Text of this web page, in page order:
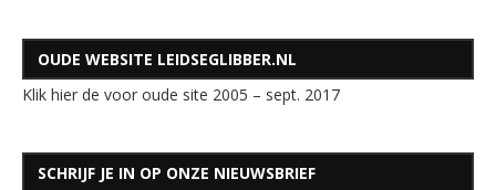
OUDE WEBSITE LEIDSEGLIBBER.NL
Klik hier de voor oude site 2005 – sept. 2017
SCHRIJF JE IN OP ONZE NIEUWSBRIEF